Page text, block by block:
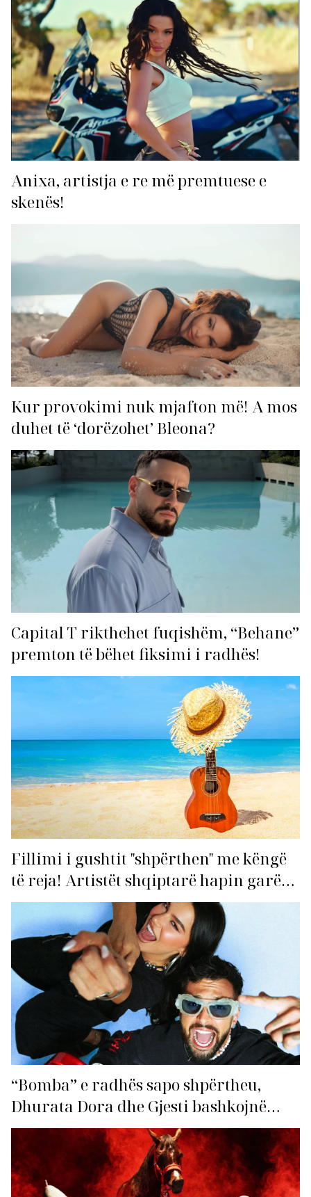
Anixa, artistja e re më premtuese e
skenës!
Kur provokimi nuk mjafton më! A mos
duhet të ‘dorëzohet’ Bleona?
Capital T rikthehet fuqishëm, “Behane”
premton të bëhet fiksimi i radhës!
Fillimi i gushtit "shpërthen" me këngë
të reja! Artistët shqiptarë hapin garën
për hitin e verës!
“Bomba” e radhës sapo shpërtheu,
Dhurata Dora dhe Gjesti bashkojnë
fuqitë me “Gasolina”!